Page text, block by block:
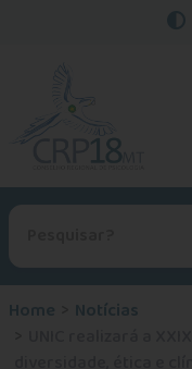
Procurar no site
Home
Notícias